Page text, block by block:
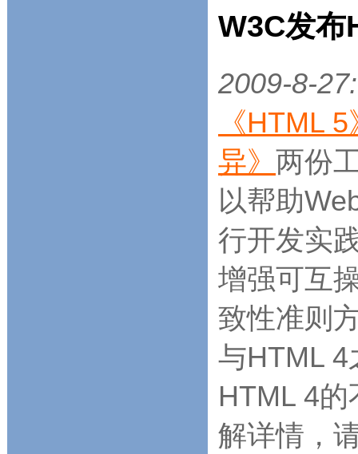
W3C发布
2009-8-27:
《HTML 5
异》 两份
以帮助
行开发实
增强可互
致性准则
与HTML 4
HTML 4
解详情，